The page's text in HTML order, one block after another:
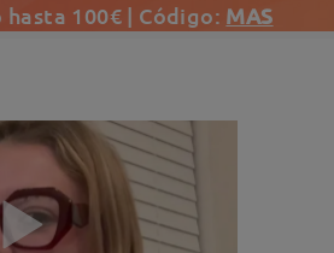
hasta 100€ | Código: MAS